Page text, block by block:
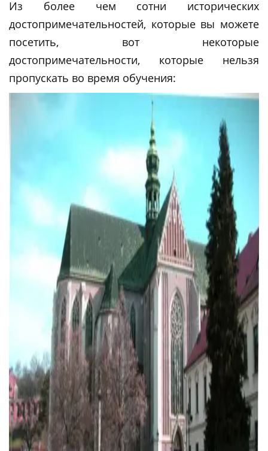
Из более чем сотни исторических
достопримечательностей, которые вы можете
посетить, вот некоторые
достопримечательности, которые нельзя
пропускать во время обучения: